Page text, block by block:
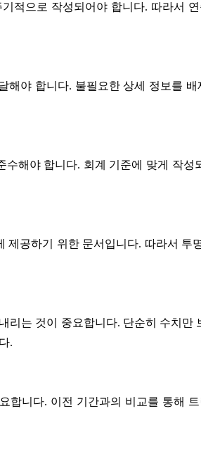
적으로 작성되어야 합니다. 따라서
해야 합니다. 불필요한 상세 정보를
해야 합니다. 회계 기준에 맞게 작성
공하기 위한 문서입니다. 따라서 투
리는 것이 중요합니다. 단순히 수치만
.
합니다. 이전 기간과의 비교를 통해